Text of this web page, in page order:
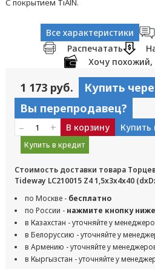
С покрытием TiAlN.
Все характеристики
Распечатать
Хочу
1 173 руб.
Купить
Вы перепродавец?
– + В корзину Купить
Купить в кредит
Стоимость доставки товара
Tideway LC210015 Z4 1,5x3x4x40
по Москве - бесплатно
по России - нажмите кнопку ниже
в Казахстан - уточняйте у
в Белоруссию - уточняйте у
в Армению - уточняйте у
в Кыргызстан - уточняйте у